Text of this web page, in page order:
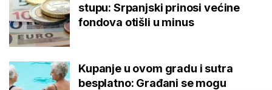
stupu: Srpanjski prinosi većine
fondova otišli u minus
Kupanje u ovom gradu i sutra
besplatno: Građani se mogu